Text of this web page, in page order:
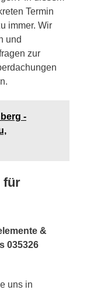
Termin
immer. Wir
und
zur
-
für
&
035326
uns in